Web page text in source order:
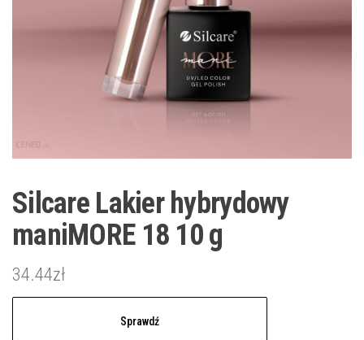
Silcare Lakier hybrydowy
maniMORE 18 10 g
34.44zł
Sprawdź